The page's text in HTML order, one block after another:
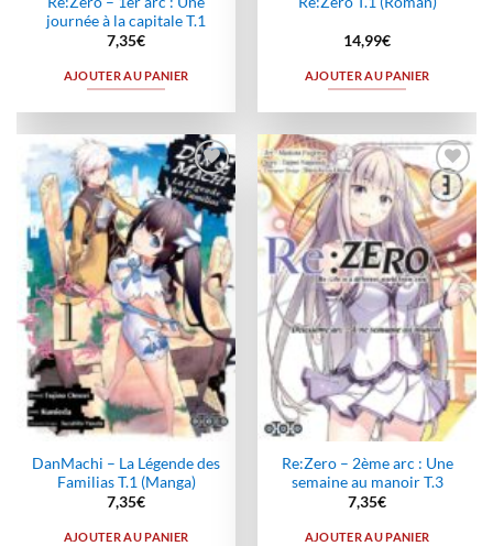
journée à la capitale T.1
7,35€
AJOUTER AU PANIER
14,99€
AJOUTER AU PANIER
Ajouter
à la
wishlist
DanMachi – La Légende des
Familias T.1 (Manga)
7,35€
AJOUTER AU PANIER
Ajouter
à la
wishlist
Re:Zero – 2ème arc : Une
semaine au manoir T.3
7,35€
AJOUTER AU PANIER